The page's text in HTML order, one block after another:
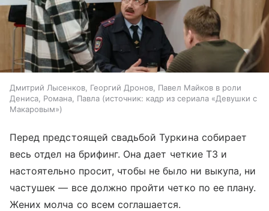
Дмитрий Лысенков, Георгий Дронов, Павел Майков в роли
Дениса, Романа, Павла
источник: кадр из сериала «Девушки с
Макаровым»
Перед предстоящей свадьбой Туркина собирает
весь отдел на брифинг. Она дает четкие ТЗ и
настоятельно просит, чтобы не было ни выкупа, ни
частушек — все должно пройти четко по ее плану.
Жених молча со всем соглашается.